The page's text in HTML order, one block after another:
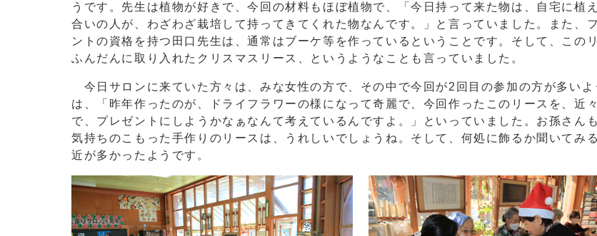
うです。先生は植物が好きで、今回の材料もほぼ植物で、「今日持って来た物は、自宅に植
合いの人が、わざわざ栽培して持ってきてくれた物なんです。」と言っていました。また、
ントの資格を持つ田口先生は、通常はブーケ等を作っているということです。そして、この
ふんだんに取り入れたクリスマスリース、というようなことも言っていました。
今日サロンに来ていた方々は、みな女性の方で、その中で今回が2回目の参加の方が多いよ
は、「昨年作ったのが、ドライフラワーの様になって奇麗で、今回作ったこのリースを、近
で、プレゼントにしようかなぁなんて考えているんですよ。」といっていました。お孫さん
気持ちのこもった手作りのリースは、うれしいでしょうね。そして、何処に飾るか聞いてみ
近が多かったようです。